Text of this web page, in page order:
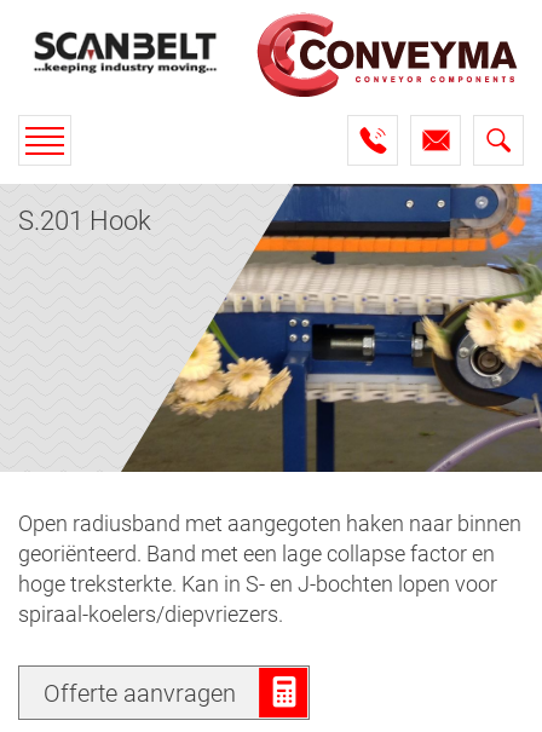
Toggle
navigation
S.201 Hook
Open radiusband met aangegoten haken naar binnen
georiënteerd. Band met een lage collapse factor en
hoge treksterkte. Kan in S- en J-bochten lopen voor
spiraal-koelers/diepvriezers.
Offerte aanvragen